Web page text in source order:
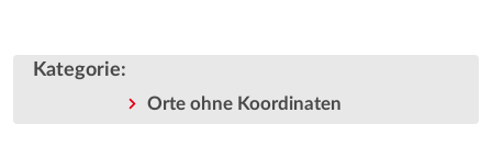
Kategorie:
Orte ohne Koordinaten